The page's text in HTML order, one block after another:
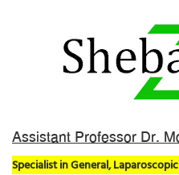
Assistant Professor Dr.
Specialist in General,